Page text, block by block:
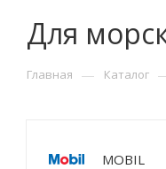
Для
Главная — Каталог
MOBIL